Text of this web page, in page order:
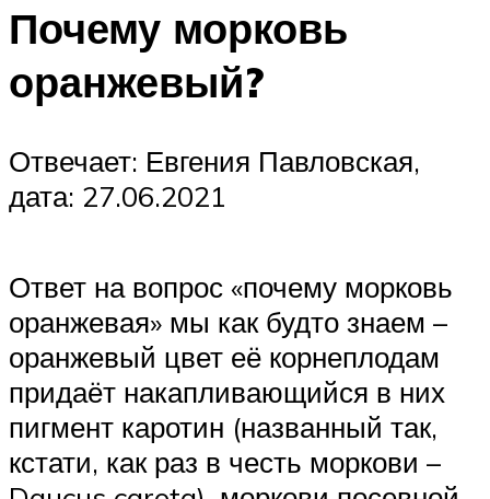
Почему морковь
оранжевый?
Отвечает: Евгения Павловская,
дата: 27.06.2021
Ответ на вопрос «почему морковь
оранжевая» мы как будто знаем –
оранжевый цвет её корнеплодам
придаёт накапливающийся в них
пигмент каротин (названный так,
кстати, как раз в честь моркови –